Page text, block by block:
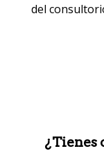
del
¿Tienes